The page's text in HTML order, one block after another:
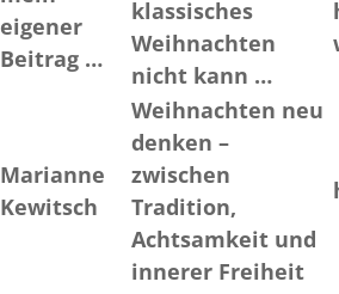
eigener
Beitrag …
klassisches
Weihnachten
nicht kann …
Marianne
Kewitsch
Weihnachten neu
denken –
zwischen
Tradition,
Achtsamkeit und
innerer Freiheit